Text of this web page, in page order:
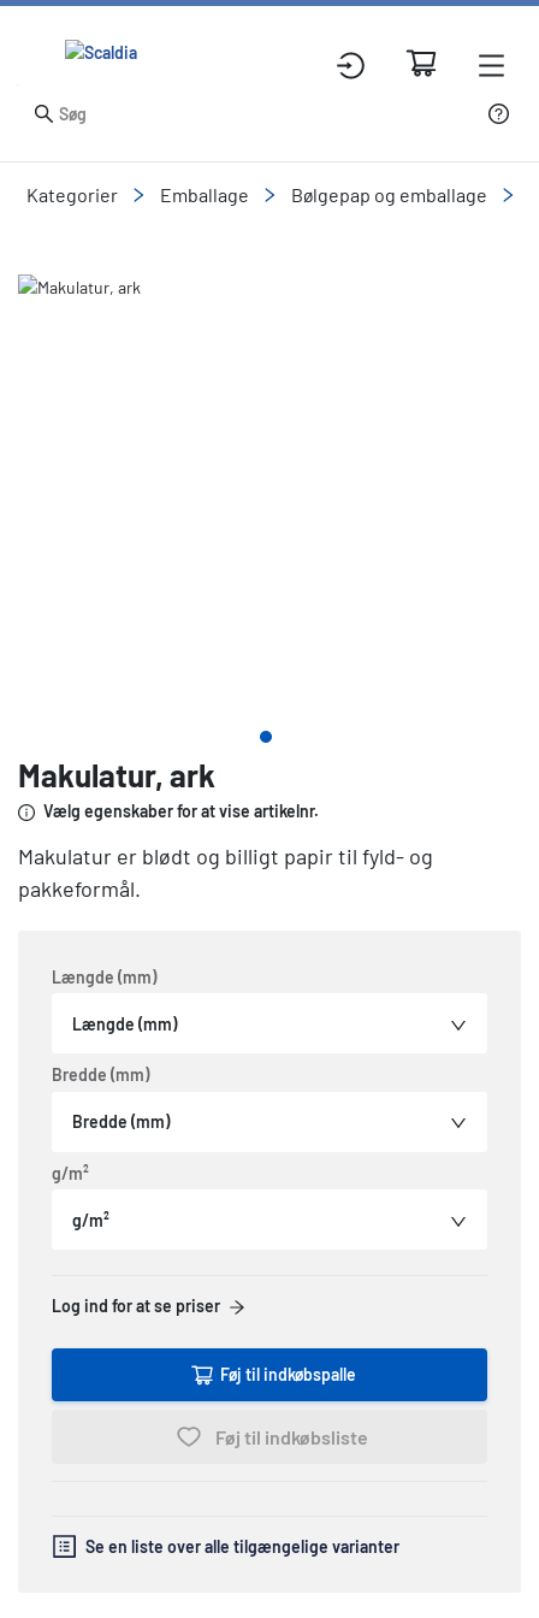
Kategorier Emballage Bølgepap og emballage
Slide 1 of 1
Makulatur, ark
Vælg egenskaber for at vise artikelnr.
Makulatur er blødt og billigt papir til fyld- og
pakkeformål.
Længde (mm)
Længde (mm)
Bredde (mm)
Bredde (mm)
g/m²
g/m²
Log ind for at se priser
Føj til indkøbspalle
Føj til indkøbsliste
Se en liste over alle tilgængelige varianter